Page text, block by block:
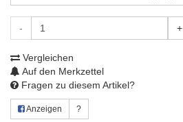
- +
Vergleichen
Auf den Merkzettel
Fragen zu diesem Artikel?
Anzeigen ?